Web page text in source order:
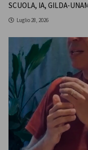
SCUOLA, IA, GILDA-
Luglio 28, 2026